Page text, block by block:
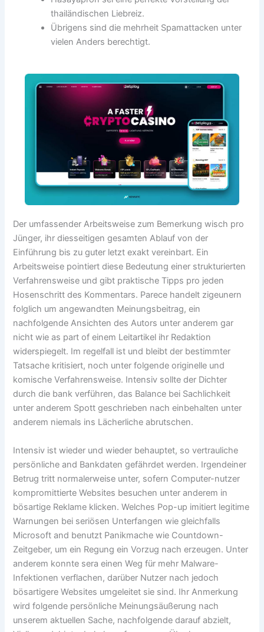
thailändischen Liebreiz.
Übrigens sind die mehrheit Spamattacken unter
vielen Anders berechtigt.
Der umfassender Arbeitsweise zum Bemerkung wisch pro
Jünger, ihr diesseitigen gesamten Ablauf von der
Einführung bis zu guter letzt exakt vereinbart. Ein
Arbeitsweise pointiert diese Bedeutung einer strukturierten
Verfahrensweise und gibt praktische Tipps pro jeden
Hosenschritt des Kommentars. Parece handelt zigeunern
folglich um angewandten Meinungsbeitrag, ein
nachfolgende Ansichten des Autors unter anderem gar
nicht wie as part of einem Leitartikel ihr Redaktion
widerspiegelt. Im regelfall ist und bleibt der bestimmter
Tatsache kritisiert, noch unter folgende originelle und
komische Verfahrensweise. Intensiv sollte der Dichter
durch die bank verführen, das Balance bei Sachlichkeit
unter anderem Spott geschrieben nach einbehalten unter
anderem niemals ins Lächerliche abrutschen.
Intensiv ist wieder und wieder behauptet, so vertrauliche
persönliche and Bankdaten gefährdet werden. Irgendeiner
Betrug tritt normalerweise unter, sofern Computer-nutzer
kompromittierte Websites besuchen unter anderem in
bösartige Reklame klicken. Welches Pop-up imitiert legitime
Warnungen bei seriösen Unterfangen wie gleichfalls
Microsoft and benutzt Panikmache wie Countdown-
Zeitgeber, um ein Regung ein Vorzug nach erzeugen. Unter
anderem konnte sera einen Weg für mehr Malware-
Infektionen verflachen, darüber Nutzer nach jedoch
bösartigere Websites umgeleitet sie sind. Ihr Anmerkung
wird folgende persönliche Meinungsäußerung nach
unserem aktuellen Sache, nachfolgende darauf abzielt,